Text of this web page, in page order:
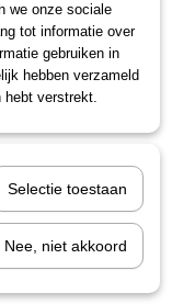
5 6
we onze sociale
tot informatie over
gebruiken in
hebben verzameld
hebt verstrekt.
Selectie toestaan
Nee, niet akkoord